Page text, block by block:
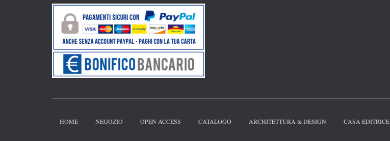
HOME NEGOZIO OPEN ACCESS CATALOGO ARCHITETTURA & DESIGN CASA EDITRICE